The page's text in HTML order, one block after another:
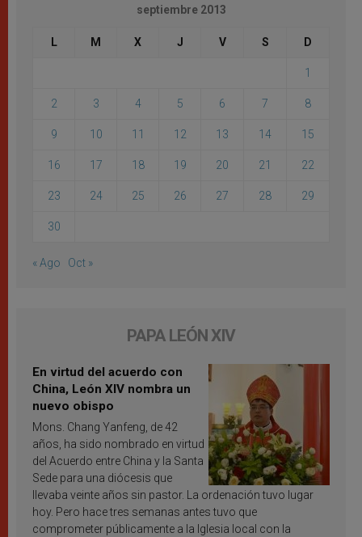
septiembre 2013
L M X J V S D
1
2 3 4 5 6 7 8
9 10 11 12 13 14 15
16 17 18 19 20 21 22
23 24 25 26 27 28 29
30
« Ago Oct »
PAPA LEÓN XIV
En virtud del acuerdo con
China, León XIV nombra un
nuevo obispo
Mons. Chang Yanfeng, de 42
años, ha sido nombrado en virtud
del Acuerdo entre China y la Santa
Sede para una diócesis que
llevaba veinte años sin pastor. La ordenación tuvo lugar
hoy. Pero hace tres semanas antes tuvo que
comprometer públicamente a la Iglesia local con la